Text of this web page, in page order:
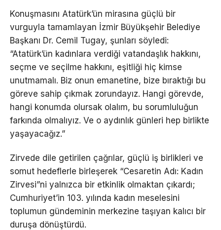
Konuşmasını Atatürk’ün mirasına güçlü bir
vurguyla tamamlayan İzmir Büyükşehir Belediye
Başkanı Dr. Cemil Tugay, şunları söyledi:
“Atatürk’ün kadınlara verdiği vatandaşlık hakkını,
seçme ve seçilme hakkını, eşitliği hiç kimse
unutmamalı. Biz onun emanetine, bize bıraktığı bu
göreve sahip çıkmak zorundayız. Hangi görevde,
hangi konumda olursak olalım, bu sorumluluğun
farkında olmalıyız. Ve o aydınlık günleri hep birlikte
yaşayacağız.”
Zirvede dile getirilen çağrılar, güçlü iş birlikleri ve
somut hedeflerle birleşerek “Cesaretin Adı: Kadın
Zirvesi”ni yalnızca bir etkinlik olmaktan çıkardı;
Cumhuriyet’in 103. yılında kadın meselesini
toplumun gündeminin merkezine taşıyan kalıcı bir
duruşa dönüştürdü.